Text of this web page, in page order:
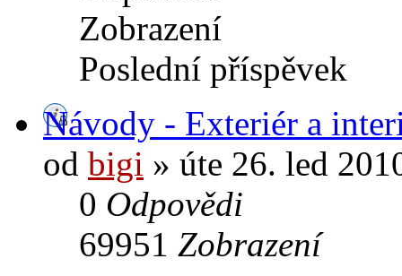
Zobrazení
Poslední příspěvek
Návody - Exteriér a
od bigi » úte 26. led
0 Odpovědi
69951 Zobrazení